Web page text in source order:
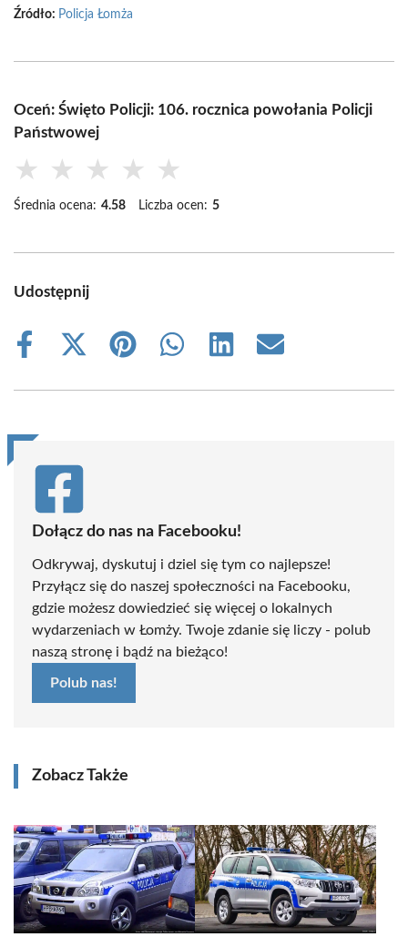
Źródło: Policja Łomża
Oceń: Święto Policji: 106. rocznica powołania Policji
Państwowej
★ ★ ★ ★ ★
Średnia ocena: 4.58 Liczba ocen: 5
Udostępnij
Share
Share
(Twitter)
Share
Share
Share
Share
Dołącz do nas na Facebooku!
Odkrywaj, dyskutuj i dziel się tym co najlepsze!
Przyłącz się do naszej społeczności na Facebooku,
gdzie możesz dowiedzieć się więcej o lokalnych
wydarzeniach w Łomży. Twoje zdanie się liczy - polub
naszą stronę i bądź na bieżąco!
Polub nas!
Zobacz Także